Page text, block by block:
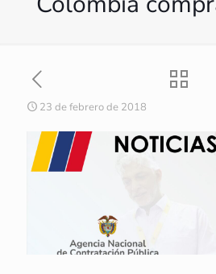
23 de febrero de 2018